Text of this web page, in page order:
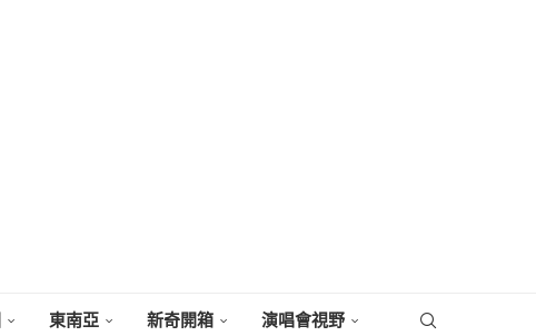
東南亞 新奇開箱 演唱會視野